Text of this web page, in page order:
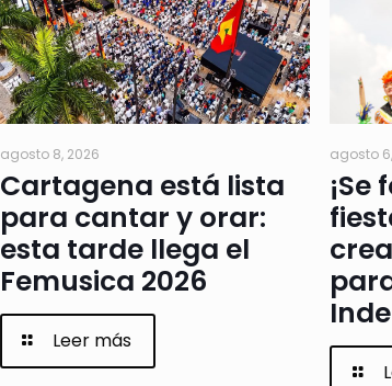
agosto 8, 2026
Cartagena está lista
para cantar y orar:
esta tarde llega el
Femusica 2026
Leer más
agosto